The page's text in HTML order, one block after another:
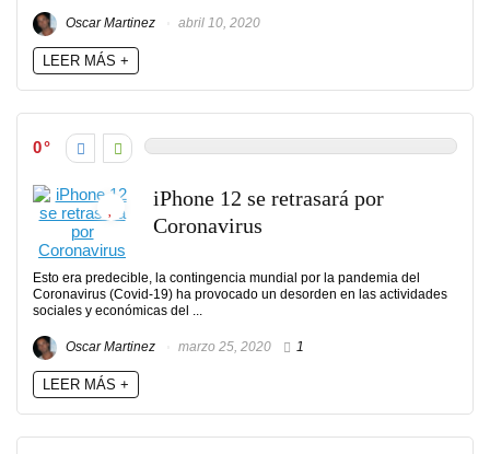
Oscar Martinez abril 10, 2020
LEER MÁS +
0
iPhone 12 se retrasará por
Coronavirus
Esto era predecible, la contingencia mundial por la pandemia del
Coronavirus (Covid-19) ha provocado un desorden en las actividades
sociales y económicas del ...
Oscar Martinez marzo 25, 2020 1
LEER MÁS +